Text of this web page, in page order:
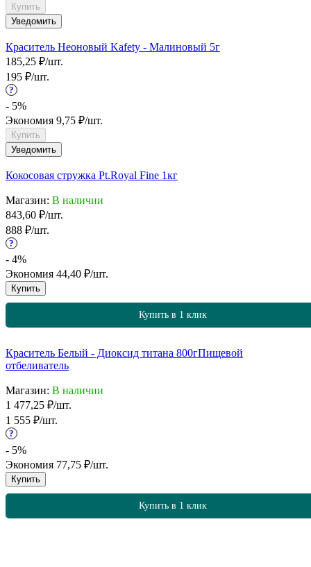
Купить
Уведомить
Краситель Неоновый Kafety - Малиновый 5г
185,25 ₽/шт.
195 ₽/шт.
?
- 5%
Экономия 9,75 ₽/шт.
Купить
Уведомить
Кокосовая стружка Pt.Royal Fine 1кг
Магазин: В наличии
843,60 ₽/шт.
888 ₽/шт.
?
- 4%
Экономия 44,40 ₽/шт.
Купить
Купить в 1 клик
Краситель Белый - Диоксид титана 800гПищевой
отбеливатель
Магазин: В наличии
1 477,25 ₽/шт.
1 555 ₽/шт.
?
- 5%
Экономия 77,75 ₽/шт.
Купить
Купить в 1 клик